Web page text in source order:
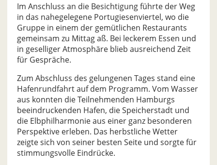
Im Anschluss an die Besichtigung führte der Weg
in das nahegelegene Portugiesenviertel, wo die
Gruppe in einem der gemütlichen Restaurants
gemeinsam zu Mittag aß. Bei leckerem Essen und
in geselliger Atmosphäre blieb ausreichend Zeit
für Gespräche.
Zum Abschluss des gelungenen Tages stand eine
Hafenrundfahrt auf dem Programm. Vom Wasser
aus konnten die Teilnehmenden Hamburgs
beeindruckenden Hafen, die Speicherstadt und
die Elbphilharmonie aus einer ganz besonderen
Perspektive erleben. Das herbstliche Wetter
zeigte sich von seiner besten Seite und sorgte für
stimmungsvolle Eindrücke.